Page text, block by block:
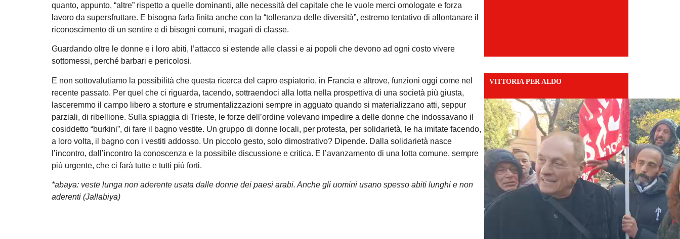
quanto, appunto, “altre” rispetto a quelle dominanti, alle necessità del capitale che le vuole merci omologate e forza
lavoro da supersfruttare. E bisogna farla finita anche con la “tolleranza delle diversità”, estremo tentativo di allontanare il
riconoscimento di un sentire e di bisogni comuni, magari di classe.
Guardando oltre le donne e i loro abiti, l’attacco si estende alle classi e ai popoli che devono ad ogni costo vivere
sottomessi, perché barbari e pericolosi.
E non sottovalutiamo la possibilità che questa ricerca del capro espiatorio, in Francia e altrove, funzioni oggi come nel
recente passato. Per quel che ci riguarda, tacendo, sottraendoci alla lotta nella prospettiva di una società più giusta,
lasceremmo il campo libero a storture e strumentalizzazioni sempre in agguato quando si materializzano atti, seppur
parziali, di ribellione. Sulla spiaggia di Trieste, le forze dell’ordine volevano impedire a delle donne che indossavano il
cosiddetto “burkini”, di fare il bagno vestite. Un gruppo di donne locali, per protesta, per solidarietà, le ha imitate facendo,
a loro volta, il bagno con i vestiti addosso. Un piccolo gesto, solo dimostrativo? Dipende. Dalla solidarietà nasce
l’incontro, dall’incontro la conoscenza e la possibile discussione e critica. E l’avanzamento di una lotta comune, sempre
più urgente, che ci farà tutte e tutti più forti.
*abaya: veste lunga non aderente usata dalle donne dei paesi arabi. Anche gli uomini usano spesso abiti lunghi e non
aderenti (Jallabiya)
VITTORIA PER ALDO